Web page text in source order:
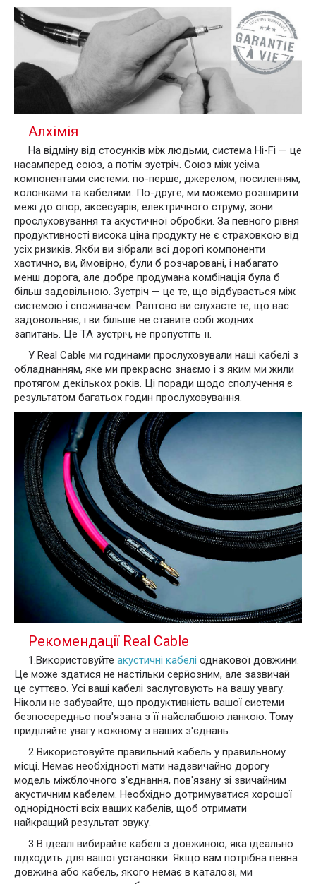
Алхімія
На відміну від стосунків між людьми, система Hi-Fi — це
насамперед союз, а потім зустріч. Союз між усіма
компонентами системи: по-перше, джерелом, посиленням,
колонками та кабелями. По-друге, ми можемо розширити
межі до опор, аксесуарів, електричного струму, зони
прослуховування та акустичної обробки. За певного рівня
продуктивності висока ціна продукту не є страховкою від
усіх ризиків. Якби ви зібрали всі дорогі компоненти
хаотично, ви, ймовірно, були б розчаровані, і набагато
менш дорога, але добре продумана комбінація була б
більш задовільною. Зустріч — це те, що відбувається між
системою і споживачем. Раптово ви слухаєте те, що вас
задовольняє, і ви більше не ставите собі жодних
запитань. Це ТА зустріч, не пропустіть її.
У Real Cable ми годинами прослуховували наші кабелі з
обладнанням, яке ми прекрасно знаємо і з яким ми жили
протягом декількох років. Ці поради щодо сполучення є
результатом багатьох годин прослуховування.
Рекомендації Real Cable
1.Використовуйте акустичні кабелі однакової довжини.
Це може здатися не настільки серйозним, але зазвичай
це суттєво. Усі ваші кабелі заслуговують на вашу увагу.
Ніколи не забувайте, що продуктивність вашої системи
безпосередньо пов'язана з її найслабшою ланкою. Тому
приділяйте увагу кожному з ваших з'єднань.
2 Використовуйте правильний кабель у правильному
місці. Немає необхідності мати надзвичайно дорогу
модель міжблочного з'єднання, пов'язану зі звичайним
акустичним кабелем. Необхідно дотримуватися хорошої
однорідності всіх ваших кабелів, щоб отримати
найкращий результат звуку.
3 В ідеалі вибирайте кабелі з довжиною, яка ідеально
підходить для вашої установки. Якщо вам потрібна певна
довжина або кабель, якого немає в каталозі, ми